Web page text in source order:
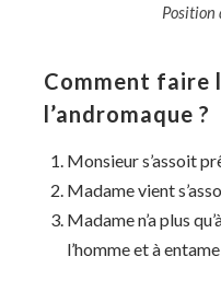
Position
Comment faire
l’andromaque ?
Monsieur s’assoit
Madame vient
Madame n’a plus
l’homme et à